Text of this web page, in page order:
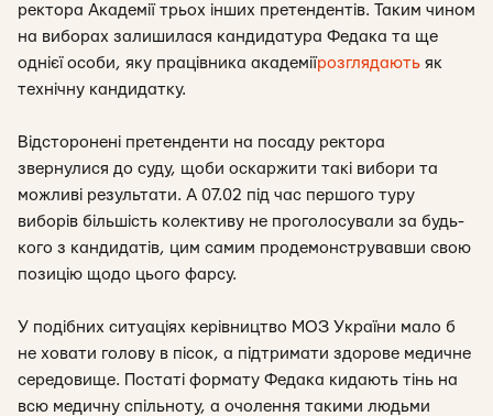
ректора Академії трьох інших претендентів. Таким чином
на виборах залишилася кандидатура Федака та ще
однієї особи, яку працівника академіїрозглядають як
технічну кандидатку.
Відсторонені претенденти на посаду ректора
звернулися до суду, щоби оскаржити такі вибори та
можливі результати. А 07.02 під час першого туру
виборів більшість колективу не проголосували за будь-
кого з кандидатів, цим самим продемонструвавши свою
позицію щодо цього фарсу.
У подібних ситуаціях керівництво МОЗ України мало б
не ховати голову в пісок, а підтримати здорове медичне
середовище. Постаті формату Федака кидають тінь на
всю медичну спільноту, а очолення такими людьми